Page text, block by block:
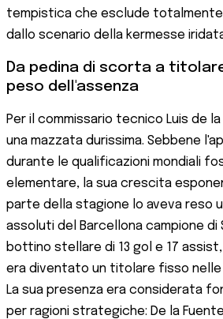
tempistica che esclude
dallo scenario della kermesse
Da pedina di scorta a
peso dell'assenza
Per il commissario tecnico Luis de
una mazzata durissima. Sebbene
durante le qualificazioni mondiali
elementare, la sua crescita
parte della stagione lo aveva reso
assoluti del Barcellona campione di
bottino stellare di 13 gol e 17
era diventato un titolare fisso nelle
La sua presenza era considerata
per ragioni strategiche: De la